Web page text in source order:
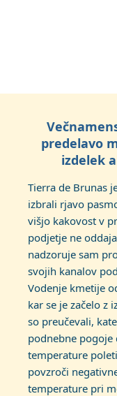
predelavo
izdelek
Tierra de Brunas
izbrali rjavo
višjo kakovost v
podjetje ne
nadzoruje sam
svojih kanalov
Vodenje kmetije
kar se je začelo z
so preučevali,
podnebne pogoje
temperature
povzroči
temperature pri